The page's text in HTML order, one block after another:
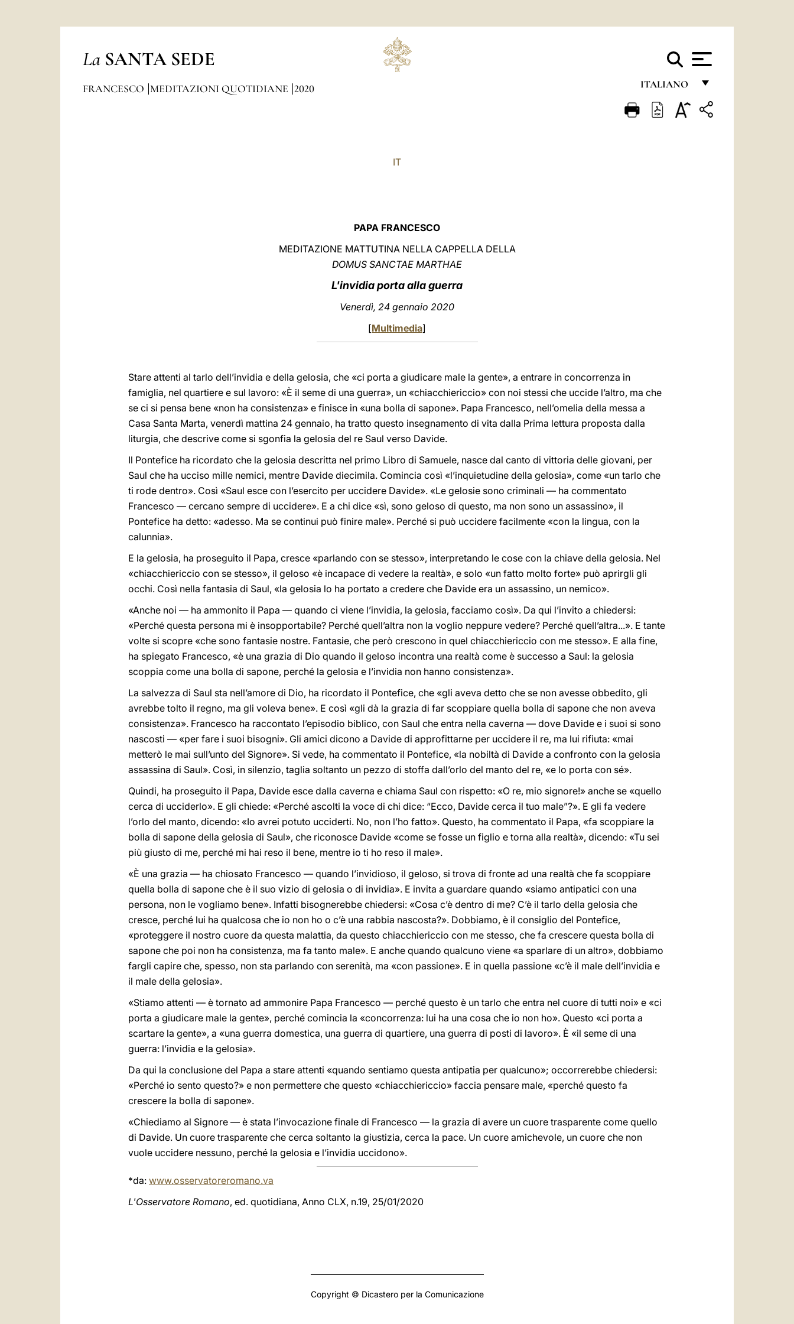
La SANTA SEDE
ITALIANO
FRANÇAIS
FRANCESCO MEDITAZIONI QUOTIDIANE 2020
IT
PAPA FRANCESCO
MEDITAZIONE MATTUTINA NELLA CAPPELLA DELLA
DOMUS SANCTAE MARTHAE
L'invidia porta alla guerra
Venerdì, 24 gennaio 2020
[Multimedia]
Stare attenti al tarlo dell’invidia e della gelosia, che «ci porta a giudicare male la gente», a entrare in concorrenza in
famiglia, nel quartiere e sul lavoro: «È il seme di una guerra», un «chiacchiericcio» con noi stessi che uccide l’altro, ma che
se ci si pensa bene «non ha consistenza» e finisce in «una bolla di sapone». Papa Francesco, nell’omelia della messa a
Casa Santa Marta, venerdì mattina 24 gennaio, ha tratto questo insegnamento di vita dalla Prima lettura proposta dalla
liturgia, che descrive come si sgonfia la gelosia del re Saul verso Davide.
Il Pontefice ha ricordato che la gelosia descritta nel primo Libro di Samuele, nasce dal canto di vittoria delle giovani, per
Saul che ha ucciso mille nemici, mentre Davide diecimila. Comincia così «l’inquietudine della gelosia», come «un tarlo che
ti rode dentro». Così «Saul esce con l’esercito per uccidere Davide». «Le gelosie sono criminali — ha commentato
Francesco — cercano sempre di uccidere». E a chi dice «sì, sono geloso di questo, ma non sono un assassino», il
Pontefice ha detto: «adesso. Ma se continui può finire male». Perché si può uccidere facilmente «con la lingua, con la
calunnia».
E la gelosia, ha proseguito il Papa, cresce «parlando con se stesso», interpretando le cose con la chiave della gelosia. Nel
«chiacchiericcio con se stesso», il geloso «è incapace di vedere la realtà», e solo «un fatto molto forte» può aprirgli gli
occhi. Così nella fantasia di Saul, «la gelosia lo ha portato a credere che Davide era un assassino, un nemico».
«Anche noi — ha ammonito il Papa — quando ci viene l’invidia, la gelosia, facciamo così». Da qui l’invito a chiedersi:
«Perché questa persona mi è insopportabile? Perché quell’altra non la voglio neppure vedere? Perché quell’altra...». E tante
volte si scopre «che sono fantasie nostre. Fantasie, che però crescono in quel chiacchiericcio con me stesso». E alla fine,
ha spiegato Francesco, «è una grazia di Dio quando il geloso incontra una realtà come è successo a Saul: la gelosia
scoppia come una bolla di sapone, perché la gelosia e l’invidia non hanno consistenza».
La salvezza di Saul sta nell’amore di Dio, ha ricordato il Pontefice, che «gli aveva detto che se non avesse obbedito, gli
avrebbe tolto il regno, ma gli voleva bene». E così «gli dà la grazia di far scoppiare quella bolla di sapone che non aveva
consistenza». Francesco ha raccontato l’episodio biblico, con Saul che entra nella caverna — dove Davide e i suoi si sono
nascosti — «per fare i suoi bisogni». Gli amici dicono a Davide di approfittarne per uccidere il re, ma lui rifiuta: «mai
metterò le mai sull’unto del Signore». Si vede, ha commentato il Pontefice, «la nobiltà di Davide a confronto con la gelosia
assassina di Saul». Così, in silenzio, taglia soltanto un pezzo di stoffa dall’orlo del manto del re, «e lo porta con sé».
Quindi, ha proseguito il Papa, Davide esce dalla caverna e chiama Saul con rispetto: «O re, mio signore!» anche se «quello
cerca di ucciderlo». E gli chiede: «Perché ascolti la voce di chi dice: “Ecco, Davide cerca il tuo male”?». E gli fa vedere
l’orlo del manto, dicendo: «Io avrei potuto ucciderti. No, non l’ho fatto». Questo, ha commentato il Papa, «fa scoppiare la
bolla di sapone della gelosia di Saul», che riconosce Davide «come se fosse un figlio e torna alla realtà», dicendo: «Tu sei
più giusto di me, perché mi hai reso il bene, mentre io ti ho reso il male».
«È una grazia — ha chiosato Francesco — quando l’invidioso, il geloso, si trova di fronte ad una realtà che fa scoppiare
quella bolla di sapone che è il suo vizio di gelosia o di invidia». E invita a guardare quando «siamo antipatici con una
persona, non le vogliamo bene». Infatti bisognerebbe chiedersi: «Cosa c’è dentro di me? C’è il tarlo della gelosia che
cresce, perché lui ha qualcosa che io non ho o c’è una rabbia nascosta?». Dobbiamo, è il consiglio del Pontefice,
«proteggere il nostro cuore da questa malattia, da questo chiacchiericcio con me stesso, che fa crescere questa bolla di
sapone che poi non ha consistenza, ma fa tanto male». E anche quando qualcuno viene «a sparlare di un altro», dobbiamo
fargli capire che, spesso, non sta parlando con serenità, ma «con passione». E in quella passione «c’è il male dell’invidia e
il male della gelosia».
«Stiamo attenti — è tornato ad ammonire Papa Francesco — perché questo è un tarlo che entra nel cuore di tutti noi» e «ci
porta a giudicare male la gente», perché comincia la «concorrenza: lui ha una cosa che io non ho». Questo «ci porta a
scartare la gente», a «una guerra domestica, una guerra di quartiere, una guerra di posti di lavoro». È «il seme di una
guerra: l’invidia e la gelosia».
Da qui la conclusione del Papa a stare attenti «quando sentiamo questa antipatia per qualcuno»; occorrerebbe chiedersi:
«Perché io sento questo?» e non permettere che questo «chiacchiericcio» faccia pensare male, «perché questo fa
crescere la bolla di sapone».
«Chiediamo al Signore — è stata l’invocazione finale di Francesco — la grazia di avere un cuore trasparente come quello
di Davide. Un cuore trasparente che cerca soltanto la giustizia, cerca la pace. Un cuore amichevole, un cuore che non
vuole uccidere nessuno, perché la gelosia e l’invidia uccidono».
*da: www.osservatoreromano.va
L'Osservatore Romano, ed. quotidiana, Anno CLX, n.19, 25/01/2020
Copyright © Dicastero per la Comunicazione